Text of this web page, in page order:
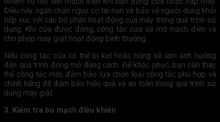
Điều này ngăn chặn nguy cơ tai nạn và bảo vệ người dùng khỏi
tiếp xúc với các bộ phận hoạt động của máy trong quá trình sử
dụng. Khi cửa được đóng, công tắc cửa sẽ mở mạch điện và
cho phép máy giặt hoạt động bình thường.
Nếu công tắc cửa có thể bị kẹt hoặc hỏng sẽ làm ảnh hưởng
đến quá trình đóng mở đúng cách. Để khắc phục, bạn cần thay
thế công tắc mới, đảm bảo lựa chọn loại công tắc phù hợp và
chính hãng để đảm bảo hiệu quả và an toàn trong quá trình sử
dụng máy giặt.
3. Kiểm tra bo mạch điều khiển